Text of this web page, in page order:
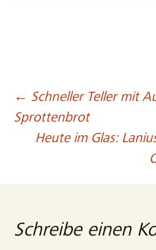
← Schneller Teller mit
Sprottenbrot
Heute im Glas:
Schreibe einen